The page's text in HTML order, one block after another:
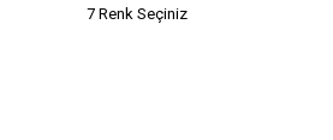
7 Renk Seçiniz